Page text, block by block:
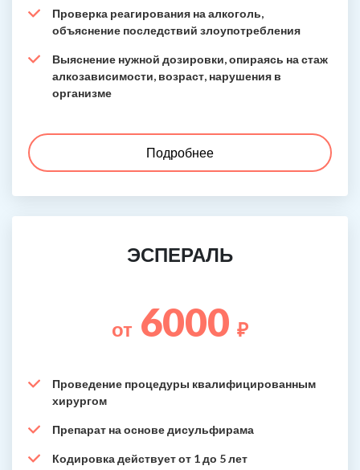
Проверка реагирования на алкоголь,
объяснение последствий злоупотребления
Выяснение нужной дозировки, опираясь на стаж
алкозависимости, возраст, нарушения в
организме
Подробнее
ЭСПЕРАЛЬ
от 6000 ₽
Проведение процедуры квалифицированным
хирургом
Препарат на основе дисульфирама
Кодировка действует от 1 до 5 лет